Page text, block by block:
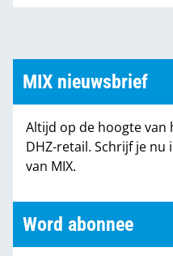
MIX nieuwsbrief
Altijd op de hoogte van
DHZ-retail. Schrijf je
van MIX.
Word abonnee